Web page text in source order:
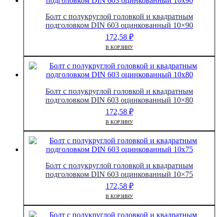
Болт с полукруглой головкой и квадратным
подголовком DIN 603 оцинкованный 10×90
172,58 ₽
В КОРЗИНУ
Болт с полукруглой головкой и квадратным
подголовком DIN 603 оцинкованный 10×80
172,58 ₽
В КОРЗИНУ
Болт с полукруглой головкой и квадратным
подголовком DIN 603 оцинкованный 10×75
172,58 ₽
В КОРЗИНУ